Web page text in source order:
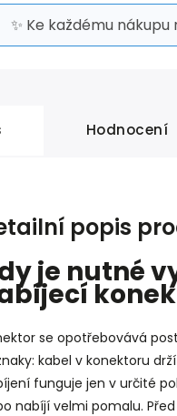
✨ Ke každému
Hodnocení
popis
je nutné
se opotřebovává
kabel v konektoru
funguje jen v určité
nabíjí velmi pomalu.